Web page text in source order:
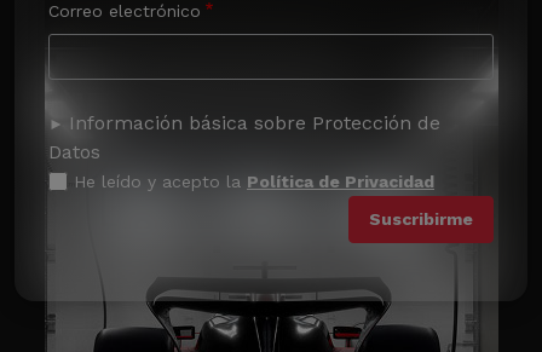
Correo electrónico
Información básica sobre Protección de
Datos
He leído y acepto la Política de Privacidad